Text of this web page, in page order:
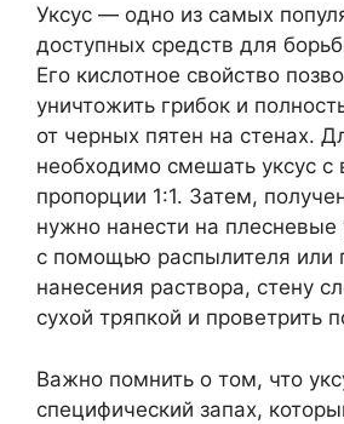
Уксус — одно из самых
доступных средств для
Его кислотное свойство
уничтожить грибок и
от черных пятен на стенах.
необходимо смешать уксус с
пропорции 1:1. Затем,
нужно нанести на плесневые
с помощью распылителя или
нанесения раствора, стену
сухой тряпкой и проветрить
Важно помнить о том, что
специфический запах,